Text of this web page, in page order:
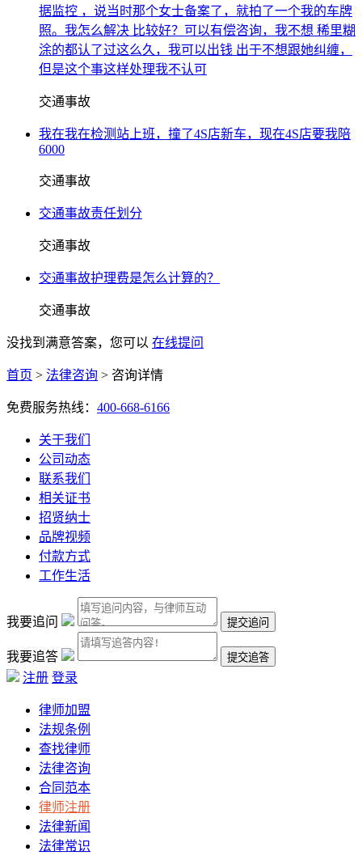
据监控 ，说当时那个女士备案了，就拍了一个我的车牌
照。我怎么解决 比较好？可以有偿咨询，我不想 稀里糊
涂的都认了过这么久，我可以出钱 出于不想跟她纠缠，
但是这个事这样处理我不认可
交通事故
我在我在检测站上班，撞了4S店新车，现在4S店要我陪
6000
交通事故
交通事故责任划分
交通事故
交通事故护理费是怎么计算的？
交通事故
没找到满意答案，您可以 在线提问
首页 > 法律咨询 > 咨询详情
免费服务热线： 400-668-6166
关于我们
公司动态
联系我们
相关证书
招贤纳士
品牌视频
付款方式
工作生活
我要追问
我要追答
注册 登录
律师加盟
法规条例
查找律师
法律咨询
合同范本
律师注册
法律新闻
法律常识